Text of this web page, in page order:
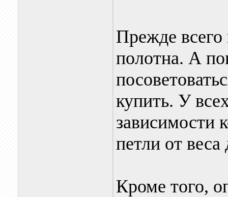
Прежде всего
полотна. А
купить. У
зависимости
петли от веса
Кроме того,